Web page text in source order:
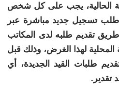
الحالية، يجب على كل شخص
طلب تسجيل جديد مباشرة عبر
طريق تقديم طلبه لدى المكاتب
المحلية لهذا الغرض، وذلك قبل
طلبات القيد الجديدة، أي